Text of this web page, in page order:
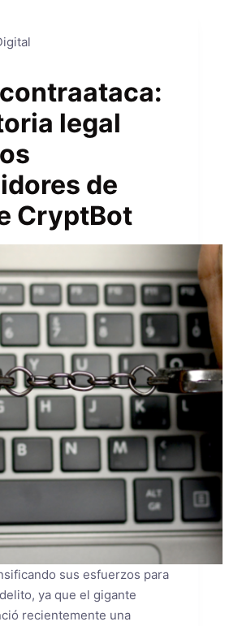
legal
de
CryptBot
sus esfuerzos para
ya que el gigante
recientemente una